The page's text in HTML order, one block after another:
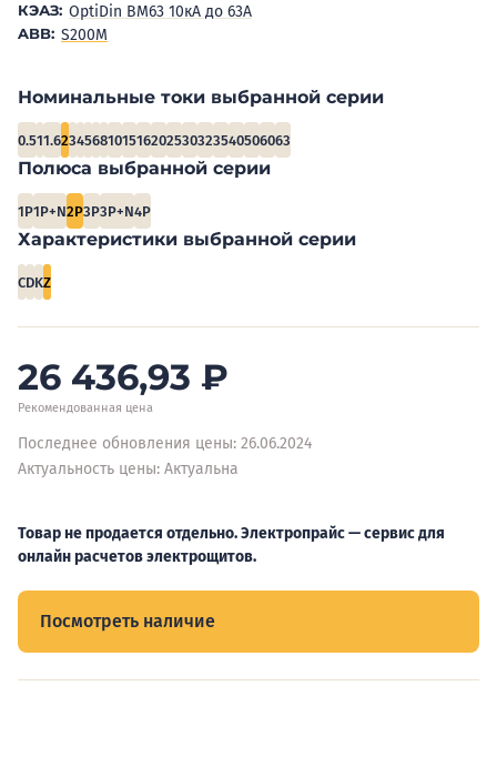
КЭАЗ: OptiDin BM63 10кА до 63А
ABB: S200M
Номинальные токи выбранной серии
0.511.6234568101516202530323540506063
Полюса выбранной серии
1P1P+N2P3P3P+N4P
Характеристики выбранной серии
CDKZ
26 436,93 ₽
Рекомендованная цена
Последнее обновления цены: 26.06.2024
Актуальность цены: Актуальна
Товар не продается отдельно. Электропрайс — сервис для
онлайн расчетов электрощитов.
Посмотреть наличие